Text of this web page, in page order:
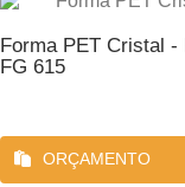
Forma PET Cristal -
FG 615
ORÇAMENTO